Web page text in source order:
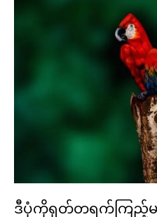
ဒီပုံကိုရုတ်တရက်ကြည့်